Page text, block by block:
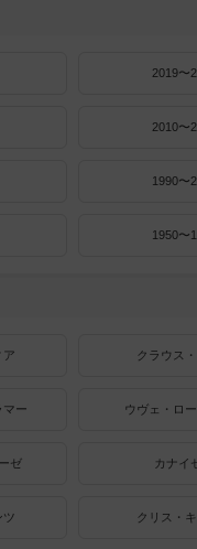
2019〜
2010〜
1990〜
1950〜
ア クラウス
マー ウヴェ・ロ
ゼ カナイ
ツ クリス・